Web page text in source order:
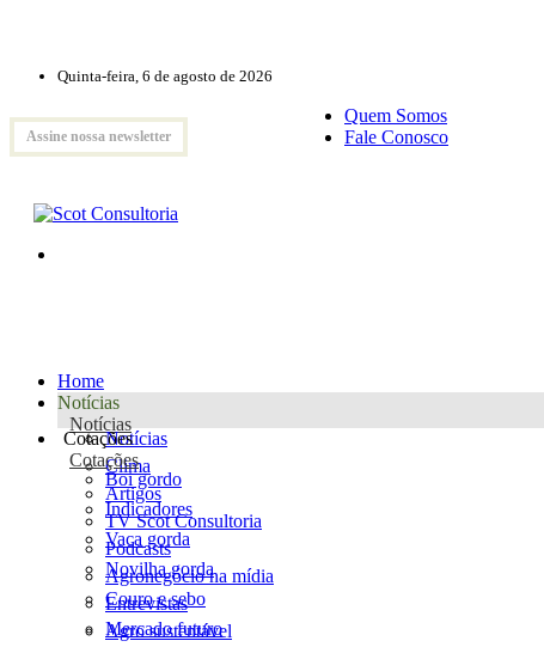
Quinta-feira, 6 de agosto de 2026
Assine nossa newsletter
Quem Somos
Fale Conosco
Home
Notícias
Notícias
Notícias
Clima
Artigos
TV Scot Consultoria
Podcasts
Agronegócio na mídia
Entrevistas
Agro sustentável
Cotações
Cotações
Boi gordo
Indicadores
Vaca gorda
Novilha gorda
Couro e sebo
Mercado futuro